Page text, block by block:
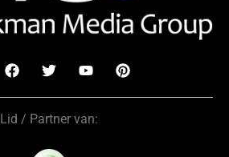
Lid / Partner van: